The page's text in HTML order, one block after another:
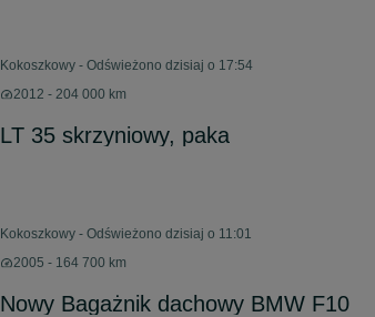
Kokoszkowy - Odświeżono dzisiaj o 17:54
2012 - 204 000 km
LT 35 skrzyniowy, paka
Kokoszkowy - Odświeżono dzisiaj o 11:01
2005 - 164 700 km
Nowy Bagażnik dachowy BMW F10